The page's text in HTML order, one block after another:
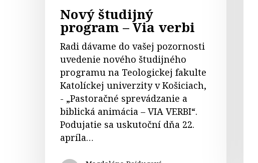
Nový študijný
program – Via verbi
Radi dávame do vašej pozornosti
uvedenie nového študijného
programu na Teologickej fakulte
Katolíckej univerzity v Košiciach,
- „Pastoračné sprevádzanie a
biblická animácia – VIA VERBI“.
Podujatie sa uskutoční dňa 22.
apríla…